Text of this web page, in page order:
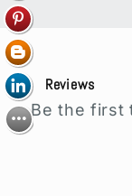
Reviews
Be the first